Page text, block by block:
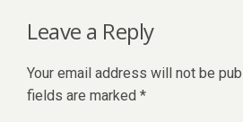
Leave a Reply
Your email address will not be
fields are marked *